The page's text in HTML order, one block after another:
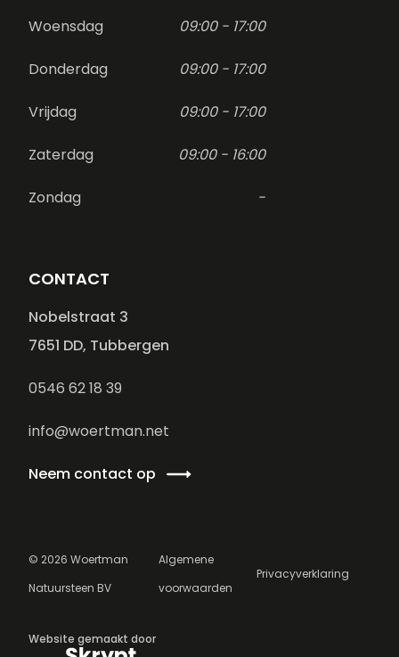
Woensdag 09:00 - 17:00
Donderdag 09:00 - 17:00
Vrijdag 09:00 - 17:00
Zaterdag 09:00 - 16:00
Zondag -
CONTACT
Nobelstraat 3
7651 DD, Tubbergen
0546 62 18 39
info@woertman.net
Neem contact op
© 2026 Woertman
Natuursteen BV
Algemene
voorwaarden
Privacyverklaring
Website gemaakt door